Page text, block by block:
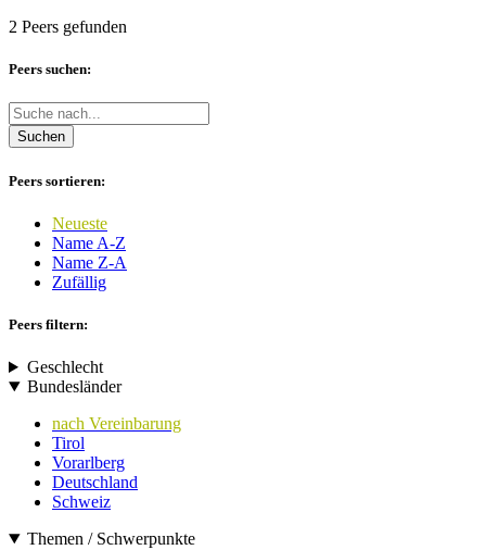
2 Peers gefunden
Peers suchen:
Suchen
Peers sortieren:
Neueste
Name A-Z
Name Z-A
Zufällig
Peers filtern:
Geschlecht
Bundesländer
nach Vereinbarung
Tirol
Vorarlberg
Deutschland
Schweiz
Themen / Schwerpunkte